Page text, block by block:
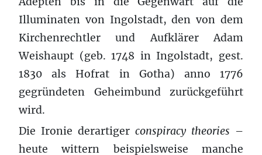
Illuminaten von Ingolstadt, den von dem
Kirchenrechtler und Aufklärer Adam
Weishaupt (geb. 1748 in Ingolstadt, gest.
1830 als Hofrat in Gotha) anno 1776
gegründeten Geheimbund zurückgeführt
wird.
Die Ironie derartiger conspiracy theories –
heute wittern beispielsweise manche